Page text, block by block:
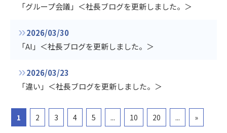
「グループ会議」＜社長ブログを更新しました。＞
2026/03/30
「AI」＜社長ブログを更新しました。＞
2026/03/23
「違い」＜社長ブログを更新しました。＞
1 2 3 4 5 ... 10 20 ... »